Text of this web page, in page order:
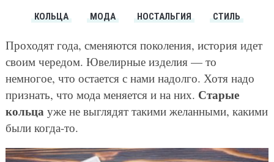
КОЛЬЦА МОДА НОСТАЛЬГИЯ СТИЛЬ
Проходят года, сменяются поколения, история идет
своим чередом. Ювелирные изделия — то
немногое, что остается с нами надолго. Хотя надо
признать, что мода меняется и на них. Старые
кольцауже не выглядят такими желанными, какими
были когда-то.